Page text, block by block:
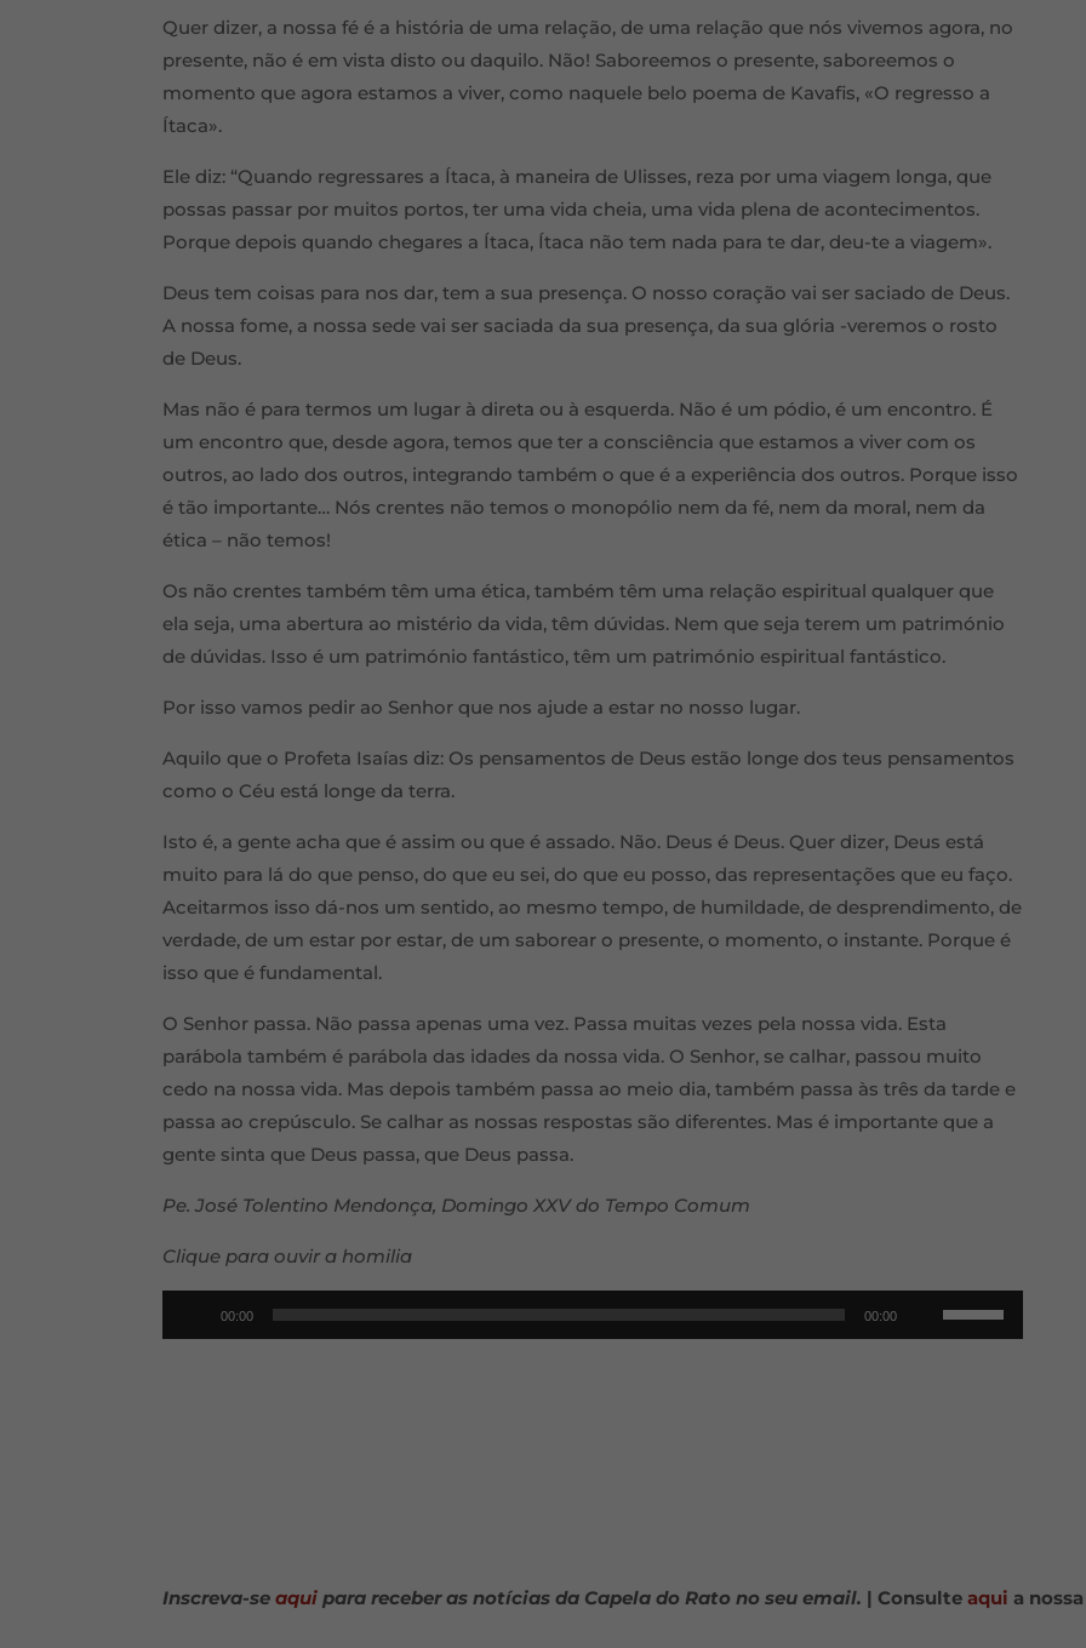
Quer dizer, a nossa fé é a história de uma relação, de uma relação que nós vivemos agora, no
presente, não é em vista disto ou daquilo. Não! Saboreemos o presente, saboreemos o
momento que agora estamos a viver, como naquele belo poema de Kavafis, «O regresso a
Ítaca».
Ele diz: “Quando regressares a Ítaca, à maneira de Ulisses, reza por uma viagem longa, que
possas passar por muitos portos, ter uma vida cheia, uma vida plena de acontecimentos.
Porque depois quando chegares a Ítaca, Ítaca não tem nada para te dar, deu-te a viagem».
Deus tem coisas para nos dar, tem a sua presença. O nosso coração vai ser saciado de Deus.
A nossa fome, a nossa sede vai ser saciada da sua presença, da sua glória -veremos o rosto
de Deus.
Mas não é para termos um lugar à direta ou à esquerda. Não é um pódio, é um encontro. É
um encontro que, desde agora, temos que ter a consciência que estamos a viver com os
outros, ao lado dos outros, integrando também o que é a experiência dos outros. Porque isso
é tão importante… Nós crentes não temos o monopólio nem da fé, nem da moral, nem da
ética – não temos!
Os não crentes também têm uma ética, também têm uma relação espiritual qualquer que
ela seja, uma abertura ao mistério da vida, têm dúvidas. Nem que seja terem um património
de dúvidas. Isso é um património fantástico, têm um património espiritual fantástico.
Por isso vamos pedir ao Senhor que nos ajude a estar no nosso lugar.
Aquilo que o Profeta Isaías diz: Os pensamentos de Deus estão longe dos teus pensamentos
como o Céu está longe da terra.
Isto é, a gente acha que é assim ou que é assado. Não. Deus é Deus. Quer dizer, Deus está
muito para lá do que penso, do que eu sei, do que eu posso, das representações que eu faço.
Aceitarmos isso dá-nos um sentido, ao mesmo tempo, de humildade, de desprendimento, de
verdade, de um estar por estar, de um saborear o presente, o momento, o instante. Porque é
isso que é fundamental.
O Senhor passa. Não passa apenas uma vez. Passa muitas vezes pela nossa vida. Esta
parábola também é parábola das idades da nossa vida. O Senhor, se calhar, passou muito
cedo na nossa vida. Mas depois também passa ao meio dia, também passa às três da tarde e
passa ao crepúsculo. Se calhar as nossas respostas são diferentes. Mas é importante que a
gente sinta que Deus passa, que Deus passa.
Pe. José Tolentino Mendonça, Domingo XXV do Tempo Comum
Clique para ouvir a homilia
Reprodutor
de
00:00 00:00
Use
as
volume.
Inscreva-seaqui para receber as notícias da Capela do Rato no seu email. | Consulteaqui a